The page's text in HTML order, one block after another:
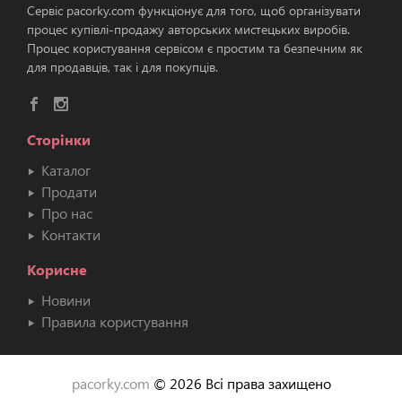
Сервіс pacorky.com функціонує для того, щоб організувати
процес купівлі-продажу авторських мистецьких виробів.
Процес користування сервісом є простим та безпечним як
для продавців, так і для покупців.
Сторінки
Каталог
Продати
Про нас
Контакти
Корисне
Новини
Правила користування
pacorky.com © 2026 Всі права захищено